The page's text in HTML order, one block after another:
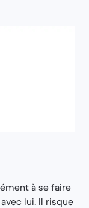
à se faire
lui. Il risque